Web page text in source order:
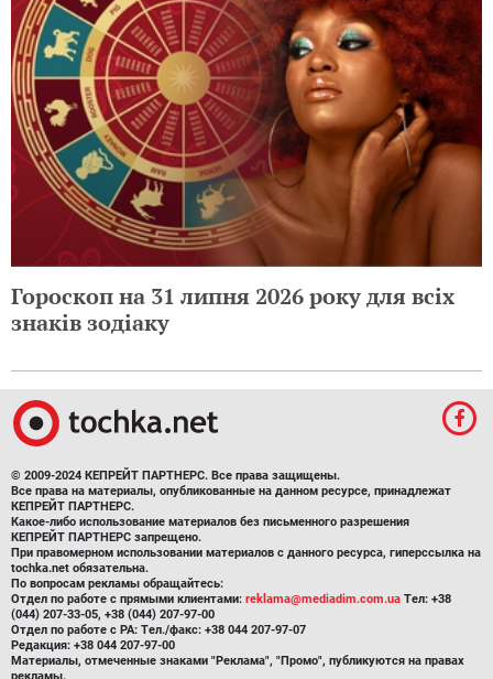
Гороскоп на 31 липня 2026 року для всіх
знаків зодіаку
© 2009-2024 КЕПРЕЙТ ПАРТНЕРС. Все права защищены.
Все права на материалы, опубликованные на данном ресурсе, принадлежат
КЕПРЕЙТ ПАРТНЕРС.
Какое-либо использование материалов без письменного разрешения
КЕПРЕЙТ ПАРТНЕРС запрещено.
При правомерном использовании материалов с данного ресурса, гиперссылка на
tochka.net обязательна.
По вопросам рекламы обращайтесь:
Отдел по работе с прямыми клиентами: reklama@mediadim.com.ua Тел: +38
(044) 207-33-05, +38 (044) 207-97-00
Отдел по работе с РА: Тел./факс: +38 044 207-97-07
Редакция: +38 044 207-97-00
Материалы, отмеченные знаками "Реклама", "Промо", публикуются на правах